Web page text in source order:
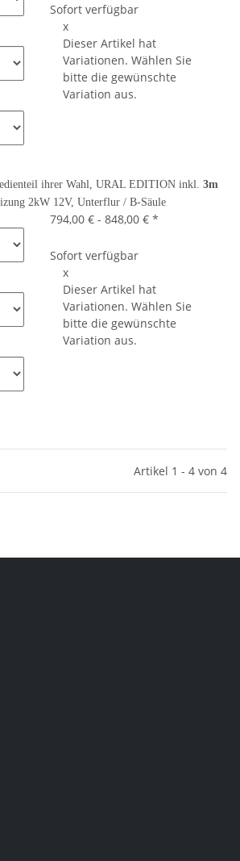
Sofort verfügbar
x
Dieser Artikel hat
Variationen. Wählen Sie
bitte die gewünschte
Variation aus.
ihrer Wahl, URAL EDITION inkl. 3m
2kW 12V, Unterflur / B-Säule
794,00 € - 848,00 € *
Sofort verfügbar
x
Dieser Artikel hat
Variationen. Wählen Sie
bitte die gewünschte
Variation aus.
Artikel 1 - 4 von 4